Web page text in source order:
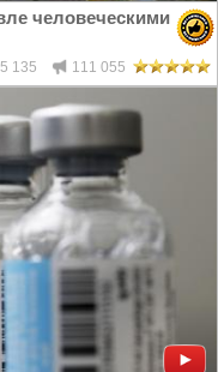
человеческими
135 111 055